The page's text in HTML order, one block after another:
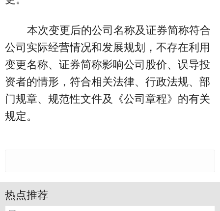
本次变更后的公司名称及证券简称符合
公司实际经营情况和发展规划，不存在利用
变更名称、证券简称影响公司股价、误导投
资者的情形，符合相关法律、行政法规、部
门规章、规范性文件及《公司章程》的有关
规定。
热点推荐